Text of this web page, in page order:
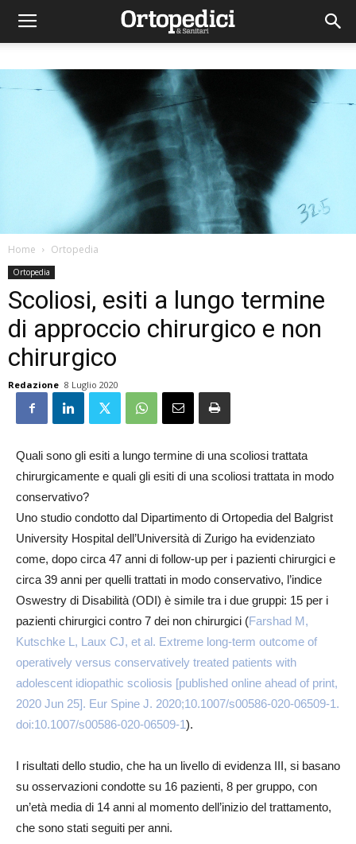
Home Ortopedia
Ortopedia
Scoliosi, esiti a lungo termine
di approccio chirurgico e non
chirurgico
Redazione 8 Luglio 2020
Quali sono gli esiti a lungo termine di una scoliosi trattata
chirurgicamente e quali gli esiti di una scoliosi trattata in modo
conservativo?
Uno studio condotto dal Dipartimento di Ortopedia del Balgrist
University Hospital dell’Università di Zurigo ha evidenziato
come, dopo circa 47 anni di follow-up per i pazienti chirurgici e
circa 39 anni per quelli trattati in modo conservativo, l’indice
Oswestry di Disabilità (ODI) è simile tra i due gruppi: 15 per i
pazienti chirurgici contro 7 dei non chirurgici (Farshad M,
Kutschke L, Laux CJ, et al. Extreme long-term outcome of
operatively versus conservatively treated patients with
adolescent idiopathic scoliosis [published online ahead of print,
2020 Jun 25]. Eur Spine J. 2020;10.1007/s00586-020-06509-1.
doi:10.1007/s00586-020-06509-1).
I risultati dello studio, che ha un livello di evidenza III, si basano
su osservazioni condotte su 16 pazienti, 8 per gruppo, con
un’età media di 14 anni al momento dell’inizio del trattamento,
che sono stati seguiti per anni.